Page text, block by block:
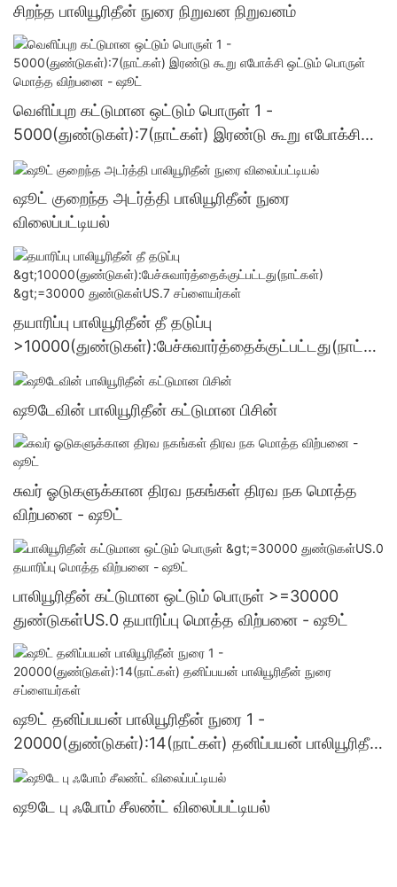
சிறந்த பாலியூரிதீன் நுரை நிறுவன நிறுவனம்
வெளிப்புற கட்டுமான ஒட்டும் பொருள் 1 -
5000(துண்டுகள்):7(நாட்கள்) இரண்டு கூறு எபோக்சி
ஒட்டும் பொருள் மொத்த விற்பனை - ஷூட்
ஷூட் குறைந்த அடர்த்தி பாலியூரிதீன் நுரை
விலைப்பட்டியல்
தயாரிப்பு பாலியூரிதீன் தீ தடுப்பு
>10000(துண்டுகள்):பேச்சுவார்த்தைக்குட்பட்டது(நாட்க
ள்) >=30000 துண்டுகள்US.7 சப்ளையர்கள்
ஷூடேவின் பாலியூரிதீன் கட்டுமான பிசின்
சுவர் ஓடுகளுக்கான திரவ நகங்கள் திரவ நக மொத்த
விற்பனை - ஷூட்
பாலியூரிதீன் கட்டுமான ஒட்டும் பொருள் >=30000
துண்டுகள்US.0 தயாரிப்பு மொத்த விற்பனை - ஷூட்
ஷூட் தனிப்பயன் பாலியூரிதீன் நுரை 1 -
20000(துண்டுகள்):14(நாட்கள்) தனிப்பயன் பாலியூரிதீன்
நுரை சப்ளையர்கள்
ஷூடே பு ஃபோம் சீலண்ட் விலைப்பட்டியல்